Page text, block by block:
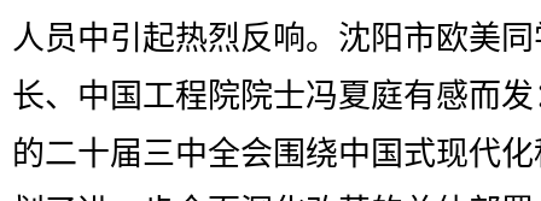
人员中引起热烈反响。沈阳市欧美
长、中国工程院院士冯夏庭有感而发
的二十届三中全会围绕中国式现代